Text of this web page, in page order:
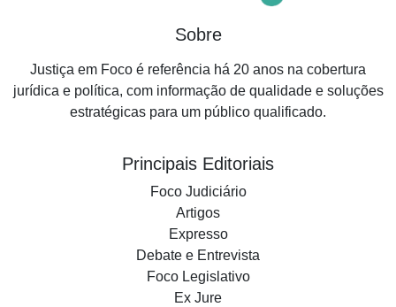
Sobre
Justiça em Foco é referência há 20 anos na cobertura
jurídica e política, com informação de qualidade e soluções
estratégicas para um público qualificado.
Principais Editoriais
Foco Judiciário
Artigos
Expresso
Debate e Entrevista
Foco Legislativo
Ex Jure